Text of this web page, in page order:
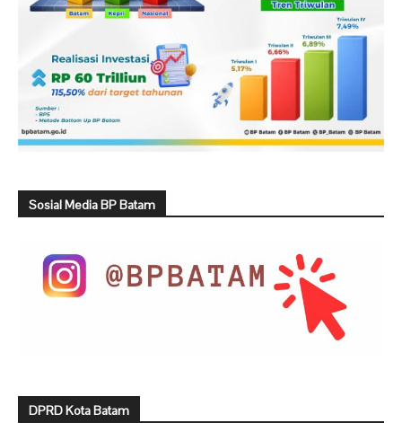
Sosial Media BP Batam
DPRD Kota Batam